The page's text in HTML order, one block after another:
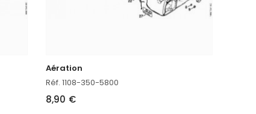
Aération
Réf. 1108-350-5800
8,90 €